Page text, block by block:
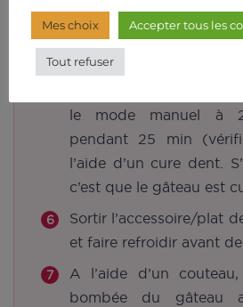
de garder le moelleux.
ajouter le colorant rouge.
Verser la
le mode manuel à
pendant 25 min
l’aide d’un cure dent.
c’est que le gâteau est
Sortir l’accessoire/plat
et faire refroidir avant
A l’aide d’un
bombée du gâteau
Mes choix Accepter tous les
Tout refuser